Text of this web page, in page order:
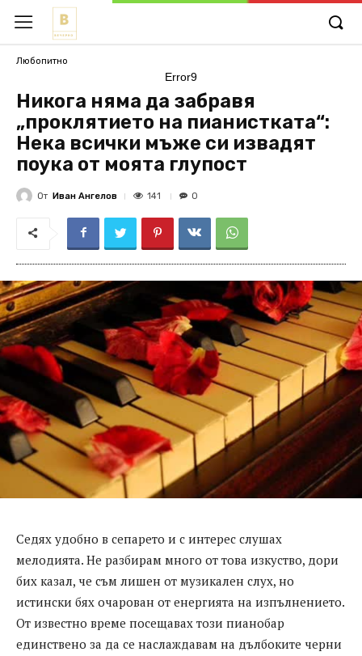
Любопитно
Error9
Никога няма да забравя
„проклятието на пианистката“:
Нека всички мъже си извадят
поука от моята глупост
От Иван Ангелов 141 0
Седях удобно в сепарето и с интерес слушах
мелодията. Не разбирам много от това изкуство, дори
бих казал, че съм лишен от музикален слух, но
истински бях очарован от енергията на изпълнението.
От известно време посещавах този пианобар
единствено за да се наслаждавам на дълбоките черни